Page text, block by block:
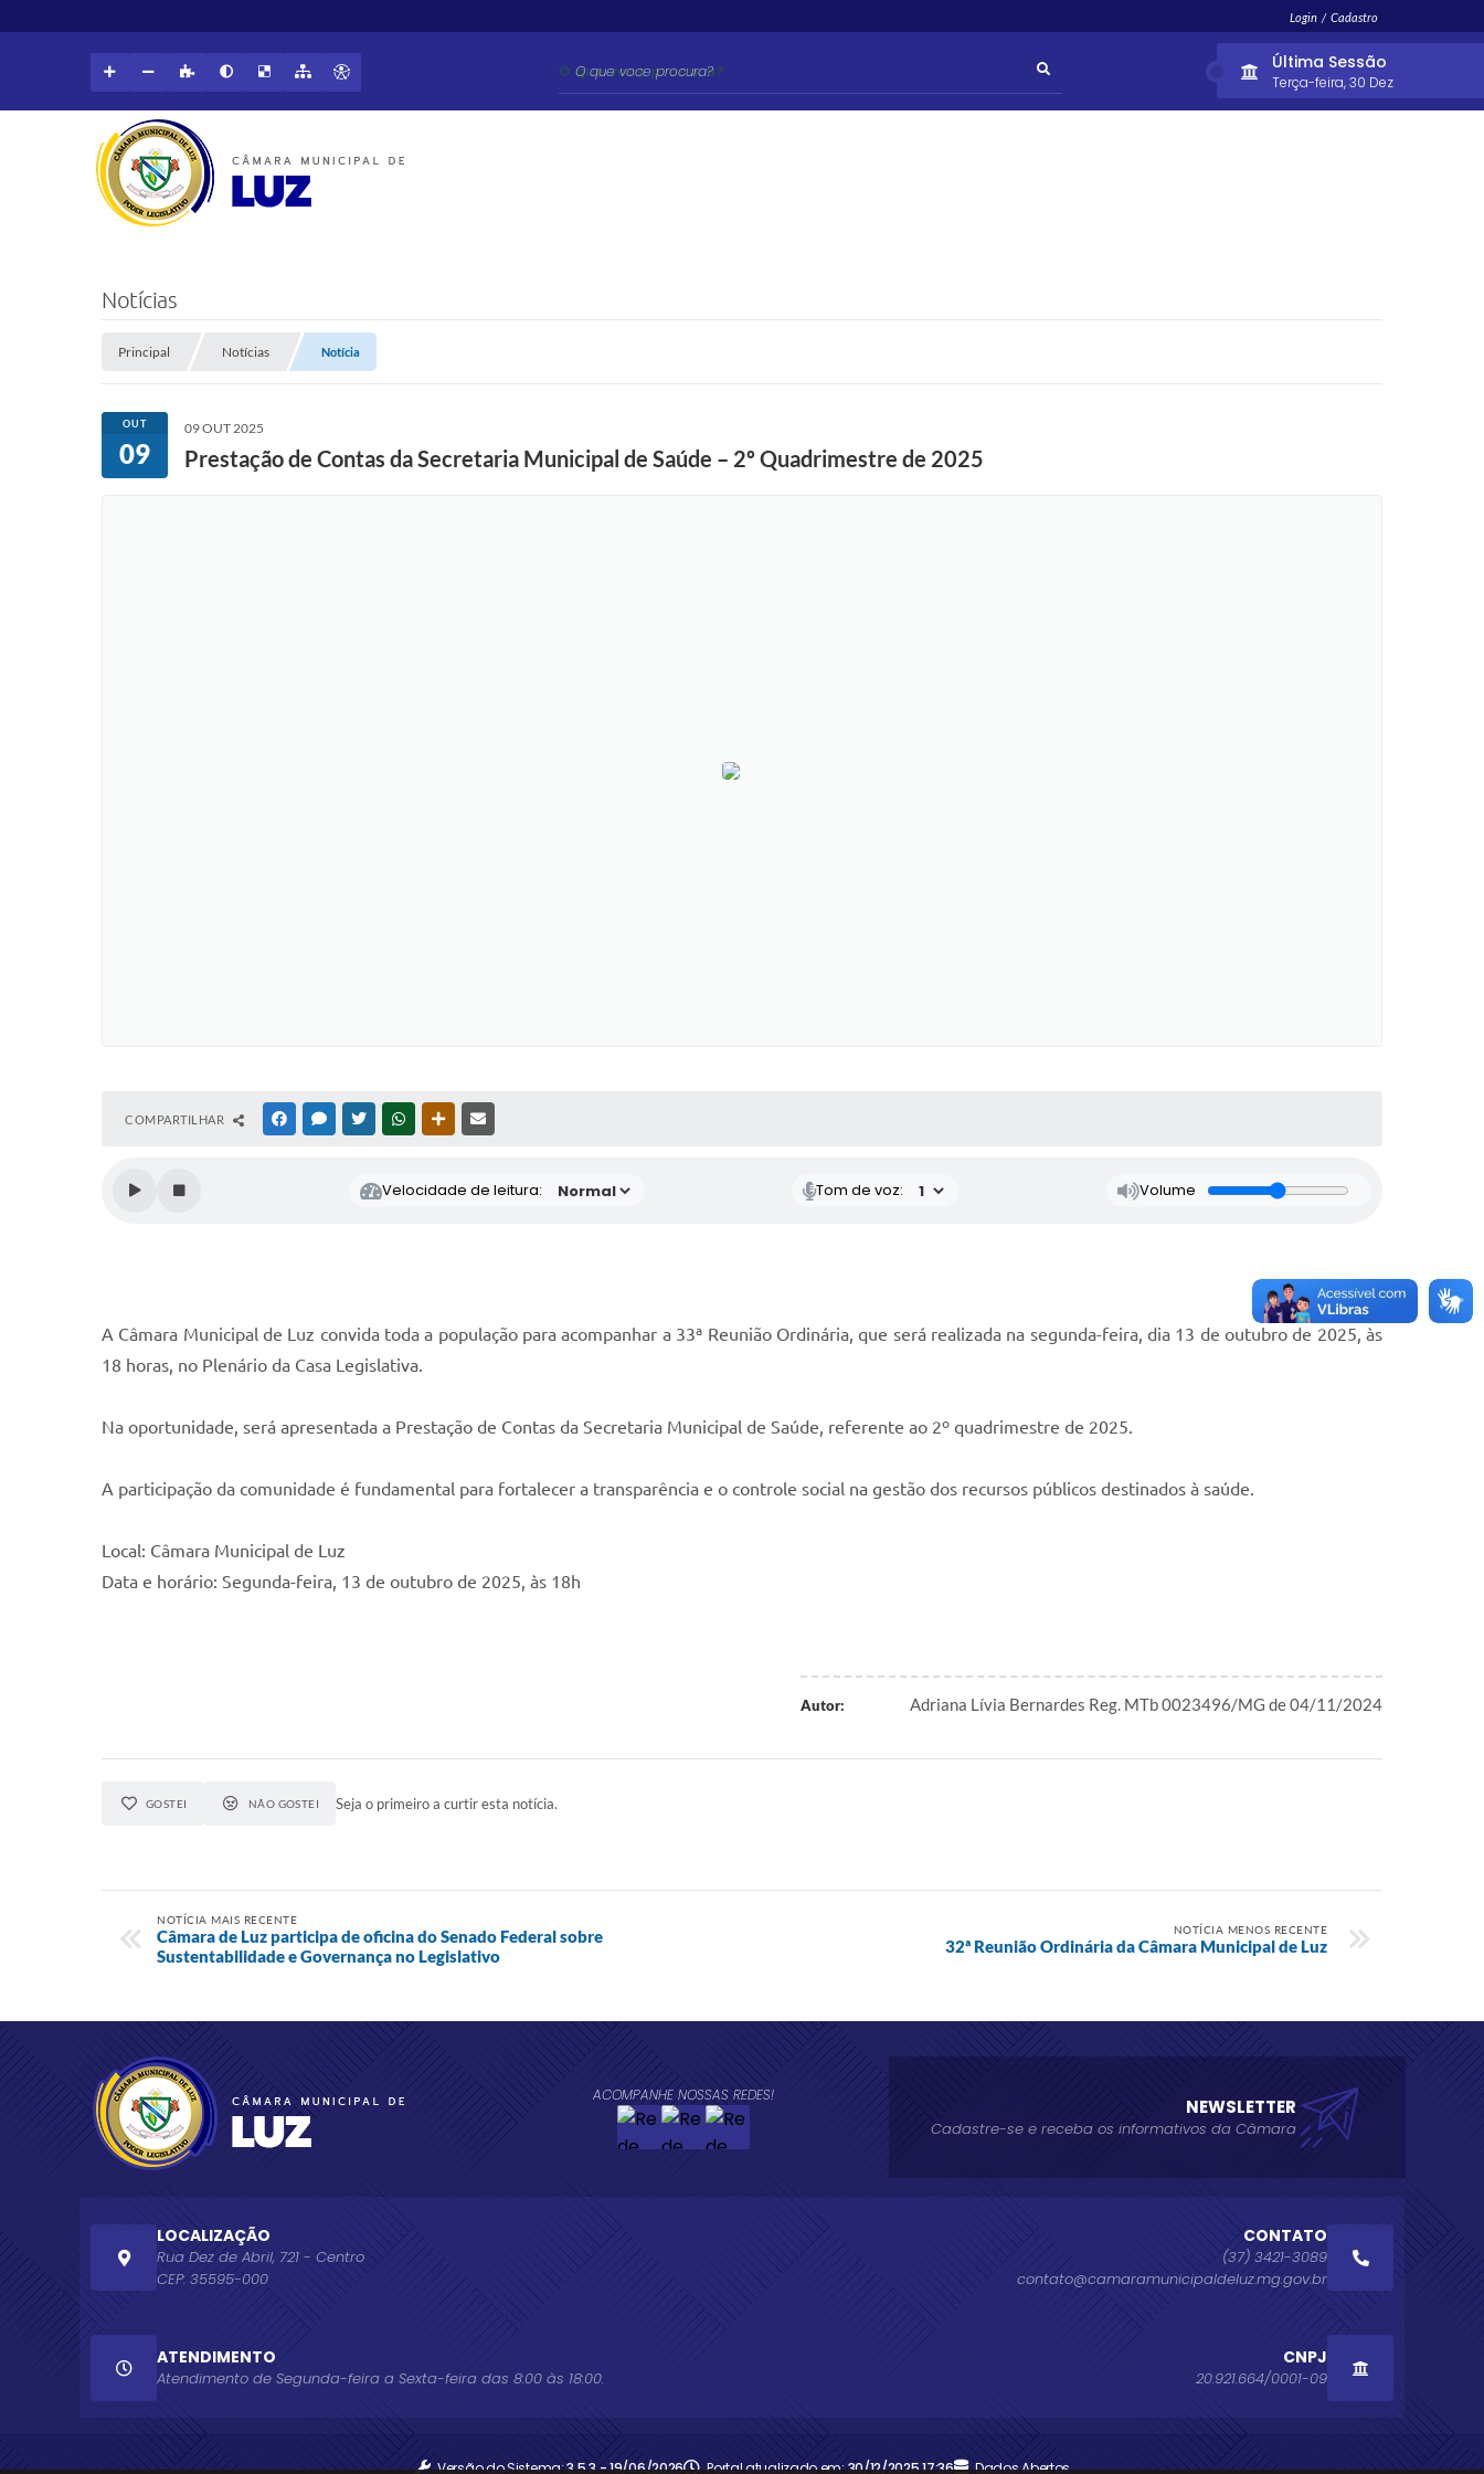
Login / Cadastro
O que voce procura? Última Sessão
Terça-feira 30 Dez
Notícias
Principal Notícias Notícia
OUT
09
09 OUT 2025
Prestação de Contas da Secretaria Municipal de Saúde – 2º Quadrimestre de 2025
COMPARTILHAR FACEBOOKMESSENGER
TWITTERWHATSAPPOUTRAS MÍDIAS
Velocidade de leitura: Tom de voz: Volume
A Câmara Municipal de Luz convida toda a população para acompanhar a 33ª Reunião Ordinária, que será realizada na segunda-feira, dia 13 de outubro de 2025, às
18 horas, no Plenário da Casa Legislativa.
Na oportunidade, será apresentada a Prestação de Contas da Secretaria Municipal de Saúde, referente ao 2º quadrimestre de 2025.
A participação da comunidade é fundamental para fortalecer a transparência e o controle social na gestão dos recursos públicos destinados à saúde.
Local: Câmara Municipal de Luz
Data e horário: Segunda-feira, 13 de outubro de 2025, às 18h
Autor: Adriana Lívia Bernardes Reg. MTb 0023496/MG de 04/11/2024
GOSTEI NÃO GOSTEI Seja o primeiro a curtir esta notícia.
NOTÍCIA MAIS RECENTE
Câmara de Luz participa de oficina do Senado Federal sobre
Sustentabilidade e Governança no Legislativo
NOTÍCIA MENOS RECENTE
32ª Reunião Ordinária da Câmara Municipal de Luz
ACOMPANHE NOSSAS REDES!
LOCALIZAÇÃO
Rua Dez de Abril, 721 - Centro
CEP: 35595-000
CONTATO
(37) 3421-3089
contato@camaramunicipaldeluz.mg.gov.br
ATENDIMENTO
Atendimento de Segunda-feira a Sexta-feira das 8:00 às 18:00.
CNPJ
20.921.664/0001-09
NEWSLETTER
Cadastre-se e receba os informativos da Câmara
Versão do Sistema:3.5.3 - 19/06/2026 Portal atualizado em:30/12/2025 17:36 Dados Abertos